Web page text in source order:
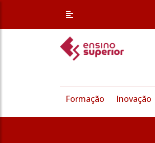
Formação Inovação